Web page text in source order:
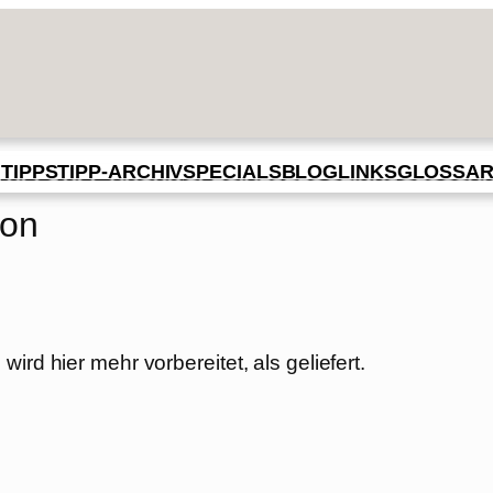
TIPPSTIPP-ARCHIVSPECIALSBLOGLINKSGLOSSAR
hier mehr vorbereitet, als geliefert.